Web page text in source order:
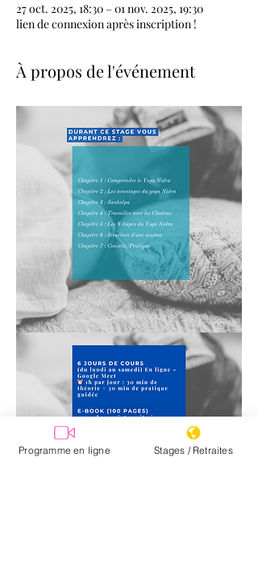
27 oct. 2025, 18:30 – 01 nov. 2025, 19:30
lien de connexion après inscription !
À propos de l'événement
Programme en ligne Stages / Retraites